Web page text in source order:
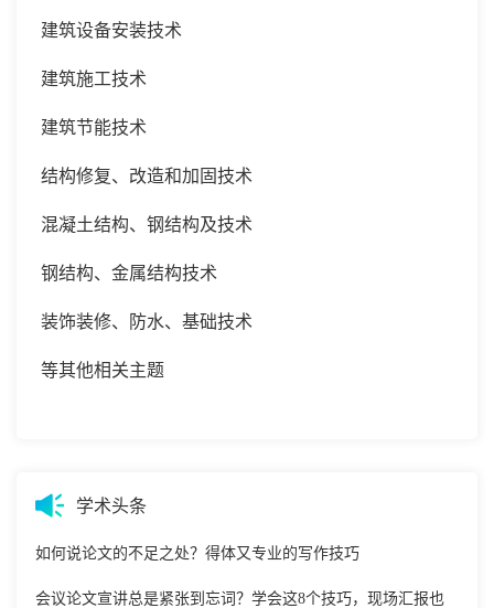
建筑设备安装技术
建筑施工技术
建筑节能技术
结构修复、改造和加固技术
混凝土结构、钢结构及技术
钢结构、金属结构技术
装饰装修、防水、基础技术
等其他相关主题
学术头条
如何说论文的不足之处？得体又专业的写作技巧
会议论文宣讲总是紧张到忘词？学会这8个技巧，现场汇报也